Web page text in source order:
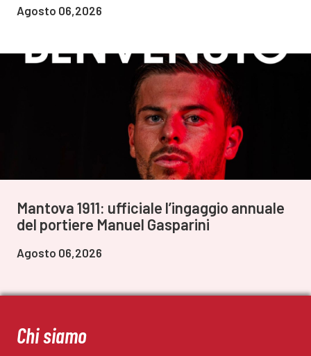
Agosto 06,2026
Mantova 1911: ufficiale l’ingaggio annuale
del portiere Manuel Gasparini
Agosto 06,2026
Chi siamo